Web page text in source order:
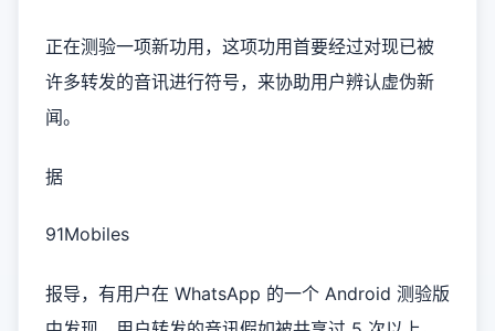
正在测验一项新功用，这项功用首要经过对现已被
许多转发的音讯进行符号，来协助用户辨认虚伪新
闻。
据
91Mobiles
报导，有用户在 WhatsApp 的一个 Android 测验版